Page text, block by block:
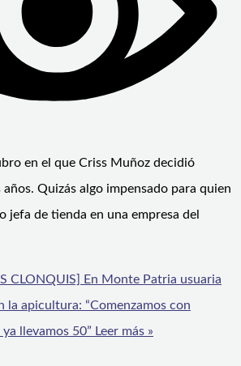
en el que Criss Muñoz decidió
Quizás algo impensado para quien
jefa de tienda en una empresa del
CLONQUIS] En Monte Patria usuaria
la apicultura: “Comenzamos con
llevamos 50” Leer más »